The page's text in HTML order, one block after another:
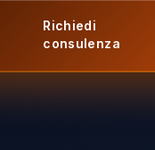
Richiedi
consulenza